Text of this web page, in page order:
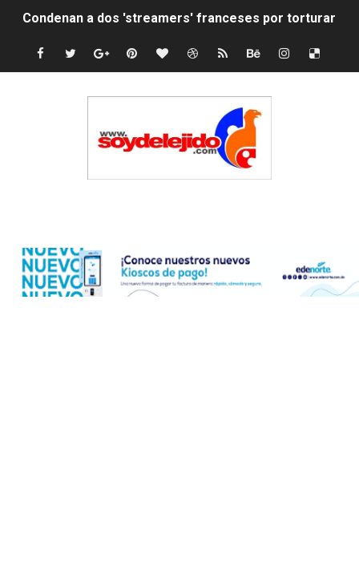
Condenan a dos 'streamers' franceses por torturar
Nuevo Código Penal: hasta 20 años de cárcel por
Tasa del dólar jueves 06 de agosto de 2026
Indomet pronostica temperaturas de hasta 35 °C para
Playas públicas y hoteles: ¿hasta dónde puede